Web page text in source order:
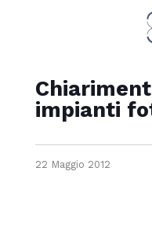
impianti
22 Maggio 2012